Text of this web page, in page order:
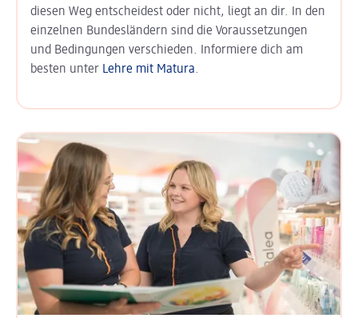
diesen Weg entscheidest oder nicht, liegt an dir. In den
einzelnen Bundesländern sind die Voraussetzungen
und Bedingungen verschieden. Informiere dich am
besten unter Lehre mit Matura.